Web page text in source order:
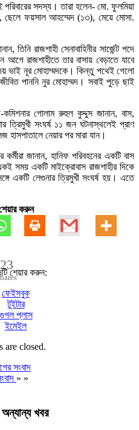
সদস্য। তারা হলেন- মো. ফুলমিয়া
ছেলে ফয়সাল আহম্মেদ (১৩), মেয়ে মোসা.
তিনি রাজশাহী সেনাবাহিনীর সার্জেন্ট পদে
রাজশাহীতে তার বাসায় বেড়াতে যাবে
ভাই নূর মোহাম্মদকে। কিন্তু পথেই গেলো
পাননি নুর মোহাম্মদ। সবাই পুড়ে ছাই
গোলাম রুহুল কুদ্দুস জানান, বাস,
ত্রিমুখী সংঘর্ষ ১১ জন ঘটনাস্থলেই প্রাণ
নেয়ার পর মারা যান।
কর্মীরা জানান, হানিফ পরিবহনের একটি বাস
সময় একটি মাইক্রোবাস রাজশাহীর দিকে
একটি লেগুনার ত্রিমুখী সংঘর্ষ হয়। এতে
করুন
23
শেয়ার করুন:
ফেইসবুক
টুইটার
গুগল প্লাস
ইমেইল
are closed.
সংবাদ
» »
খবর